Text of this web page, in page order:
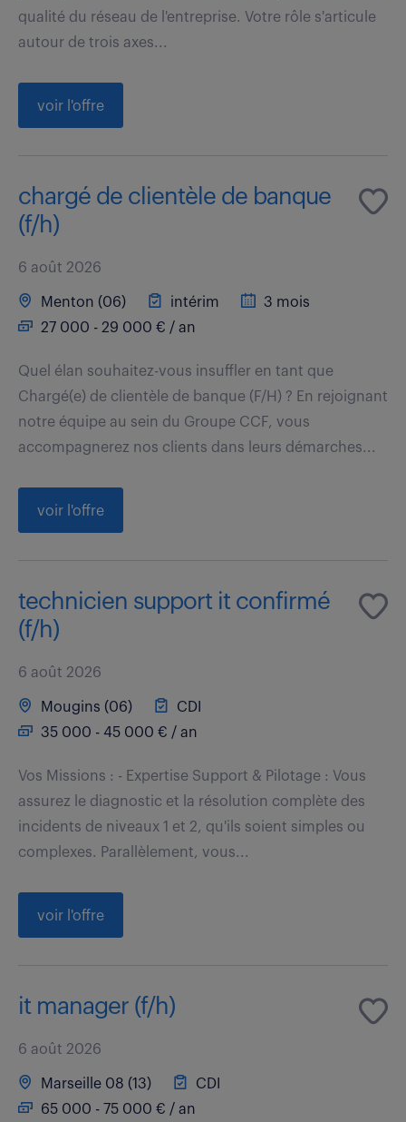
qualité du réseau de l'entreprise. Votre rôle s'articule
autour de trois axes...
voir l'offre
chargé de clientèle de banque
(f/h)
6 août 2026
Menton (06) intérim
3 mois
27 000 - 29 000 € / an
Quel élan souhaitez-vous insuffler en tant que
Chargé(e) de clientèle de banque (F/H) ? En rejoignant
notre équipe au sein du Groupe CCF, vous
accompagnerez nos clients dans leurs démarches...
voir l'offre
technicien support it confirmé
(f/h)
6 août 2026
Mougins (06)
CDI
35 000 - 45 000 € / an
Vos Missions : - Expertise Support & Pilotage : Vous
assurez le diagnostic et la résolution complète des
incidents de niveaux 1 et 2, qu'ils soient simples ou
complexes. Parallèlement, vous...
voir l'offre
it manager (f/h)
6 août 2026
Marseille 08 (13)
CDI
65 000 - 75 000 € / an